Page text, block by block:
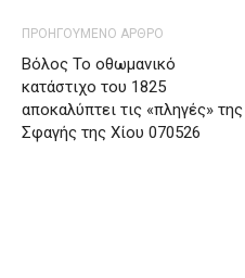
ΠΡΟΗΓΟΥΜΕΝΟ ΑΡΘΡΟ
Βόλος Το οθωμανικό
κατάστιχο του 1825
αποκαλύπτει τις «πληγές» της
Σφαγής της Χίου 070526